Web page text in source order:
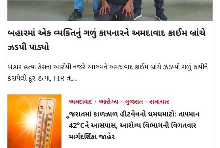
બિહારમાં એક વ્યક્તિનું ગળું કાપનારને અમદાવાદ ક્રાઈમ બ્રાંચે
ઝડપી પાડ્યો
બિહાર હત્યા કેસના આરોપી નજરે આલમને અમદાવાદ ક્રાઈમ બ્રાંચે ઝડપ્યો ગળું કાપીને
કરાયેલી ક્રૂર હત્યા, FIR તા....
અમદાવાદ આરોગ્ય ગુજરાત સમાચાર
ગુજરાતમાં કાળઝાળ હીટવેવનો ધમધમાટો: તાપમાન
42°Cને આસપાસ, આરોગ્ય વિભાગની વિગતવાર
માર્ગદર્શિકા જાહેર